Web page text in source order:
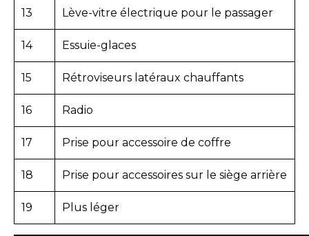
13 Lève-vitre électrique pour le passager
14 Essuie-glaces
15 Rétroviseurs latéraux chauffants
16 Radio
17 Prise pour accessoire de coffre
18 Prise pour accessoires sur le siège arrière
19 Plus léger